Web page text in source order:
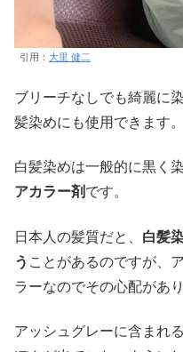
引用： 大里 健二
ブリーチなしでも綺麗に
髪染めにも使用できます。
白髪染めは一般的に黒く
アカラー剤 です。
日本人の髪質だと、 白髪
う ことがあるのですが、
ラーなのでその心配があり
アッシュグレーに含まれ